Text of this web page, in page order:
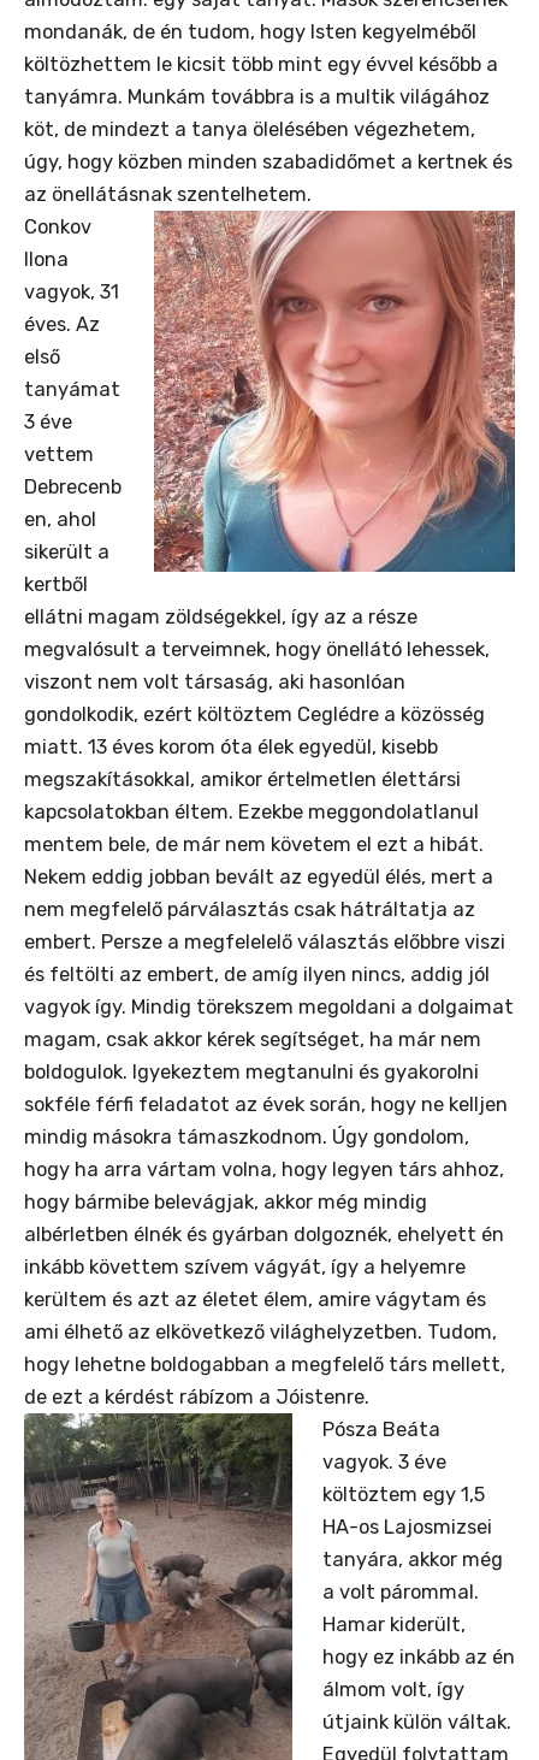
mondanák, de én tudom, hogy Isten kegyelméből
költözhettem le kicsit több mint egy évvel később a
tanyámra. Munkám továbbra is a multik világához
köt, de mindezt a tanya ölelésében végezhetem,
úgy, hogy közben minden szabadidőmet a kertnek és
az önellátásnak szentelhetem.
Conkov
Ilona
vagyok, 31
éves. Az
első
tanyámat
3 éve
vettem
Debrecenb
en, ahol
sikerült a
kertből
ellátni magam zöldségekkel, így az a része
megvalósult a terveimnek, hogy önellátó lehessek,
viszont nem volt társaság, aki hasonlóan
gondolkodik, ezért költöztem Ceglédre a közösség
miatt. 13 éves korom óta élek egyedül, kisebb
megszakításokkal, amikor értelmetlen élettársi
kapcsolatokban éltem. Ezekbe meggondolatlanul
mentem bele, de már nem követem el ezt a hibát.
Nekem eddig jobban bevált az egyedül élés, mert a
nem megfelelő párválasztás csak hátráltatja az
embert. Persze a megfelelelő választás előbbre viszi
és feltölti az embert, de amíg ilyen nincs, addig jól
vagyok így. Mindig törekszem megoldani a dolgaimat
magam, csak akkor kérek segítséget, ha már nem
boldogulok. Igyekeztem megtanulni és gyakorolni
sokféle férfi feladatot az évek során, hogy ne kelljen
mindig másokra támaszkodnom. Úgy gondolom,
hogy ha arra vártam volna, hogy legyen társ ahhoz,
hogy bármibe belevágjak, akkor még mindig
albérletben élnék és gyárban dolgoznék, ehelyett én
inkább követtem szívem vágyát, így a helyemre
kerültem és azt az életet élem, amire vágytam és
ami élhető az elkövetkező világhelyzetben. Tudom,
hogy lehetne boldogabban a megfelelő társ mellett,
de ezt a kérdést rábízom a Jóistenre.
Pósza Beáta
vagyok. 3 éve
költöztem egy 1,5
HA-os Lajosmizsei
tanyára, akkor még
a volt párommal.
Hamar kiderült,
hogy ez inkább az én
álmom volt, így
útjaink külön váltak.
Egyedül folytattam